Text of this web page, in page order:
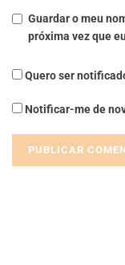
Guardar o meu
próxima vez que
Quero ser
Notificar-me de